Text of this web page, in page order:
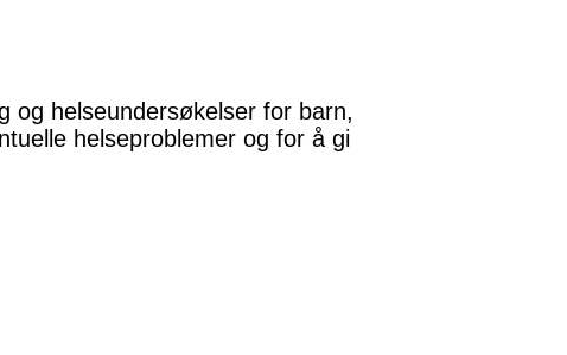
og helseundersøkelser for barn,
helseproblemer og for å gi